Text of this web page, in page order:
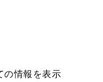
の情報を表示